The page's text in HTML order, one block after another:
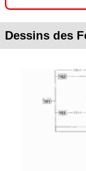
Dessins des